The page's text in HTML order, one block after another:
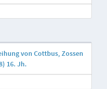
von Cottbus, Zossen
16. Jh.